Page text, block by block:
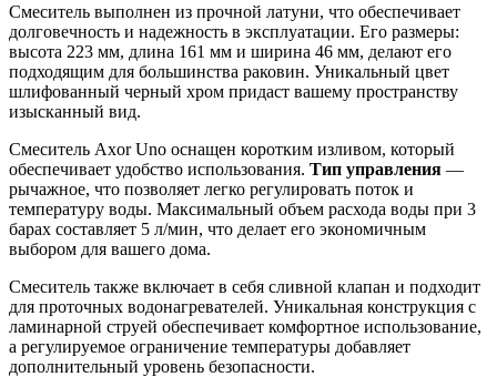
Смеситель выполнен из прочной латуни, что обеспечивает
долговечность и надежность в эксплуатации. Его размеры:
высота 223 мм, длина 161 мм и ширина 46 мм, делают его
подходящим для большинства раковин. Уникальный цвет
шлифованный черный хром придаст вашему пространству
изысканный вид.
Смеситель Axor Uno оснащен коротким изливом, который
обеспечивает удобство использования. Тип управления —
рычажное, что позволяет легко регулировать поток и
температуру воды. Максимальный объем расхода воды при 3
барах составляет 5 л/мин, что делает его экономичным
выбором для вашего дома.
Смеситель также включает в себя сливной клапан и подходит
для проточных водонагревателей. Уникальная конструкция с
ламинарной струей обеспечивает комфортное использование,
а регулируемое ограничение температуры добавляет
дополнительный уровень безопасности.